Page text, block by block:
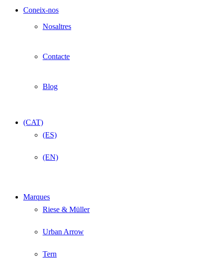
Coneix-nos
Nosaltres
Contacte
Blog
(CAT)
(ES)
(EN)
Marques
Riese & Müller
Urban Arrow
Tern